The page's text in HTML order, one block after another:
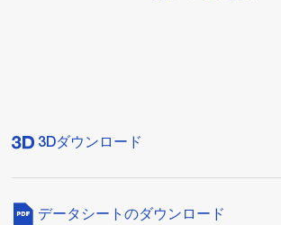
3Dダウンロード
データシートのダウンロード